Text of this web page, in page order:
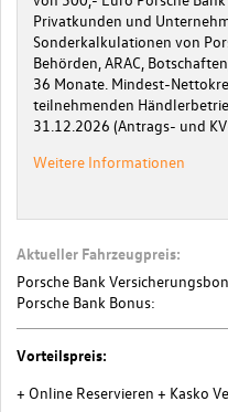
Privatkunden und
Sonderkalkulationen von
Behörden, ARAC,
36 Monate. Mindest-
teilnehmenden
31.12.2026 (Antrags- und
Weitere Informationen
Aktueller Fahrzeugpreis:
Porsche Bank
Porsche Bank Bonus:
Vorteilspreis:
+ Online Reservieren + Kasko